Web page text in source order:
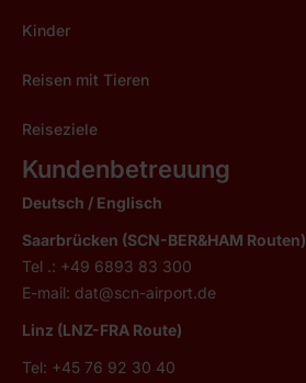
Kinder
Reisen mit Tieren
Reiseziele
Kundenbetreuung
Deutsch / Englisch
Saarbrücken (SCN-BER&HAM Routen)
Tel .: +49 6893 83 300
E-mail: dat@scn-airport.de
Linz (LNZ-FRA Route)
Tel: +45 76 92 30 40